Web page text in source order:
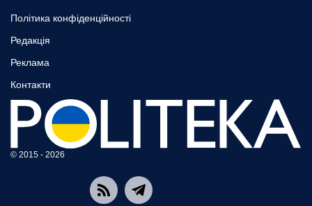
Політика конфіденційності
Редакція
Реклама
Контакти
© 2015 - 2026